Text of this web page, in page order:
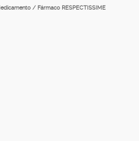
/ Fármaco RESPECTISSIME